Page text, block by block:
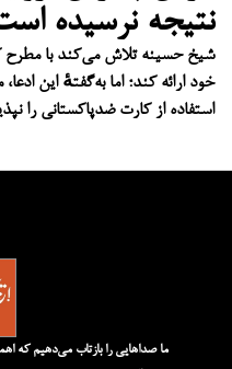
نتیجه نرسیده
شیخ حسینه تلاش می‌کند با مطرح
خود ارائه کند؛ اما به‌گفتهٔ این
استفاده از کارت ضدپاکستانی را